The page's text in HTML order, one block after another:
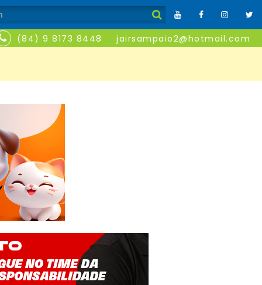
(84) 9 8173 8448 jairsampaio2@hotmail.com